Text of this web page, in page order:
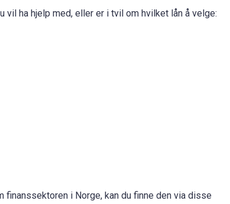
ha hjelp med, eller er i tvil om hvilket lån å velge:
i Norge, kan du finne den via disse